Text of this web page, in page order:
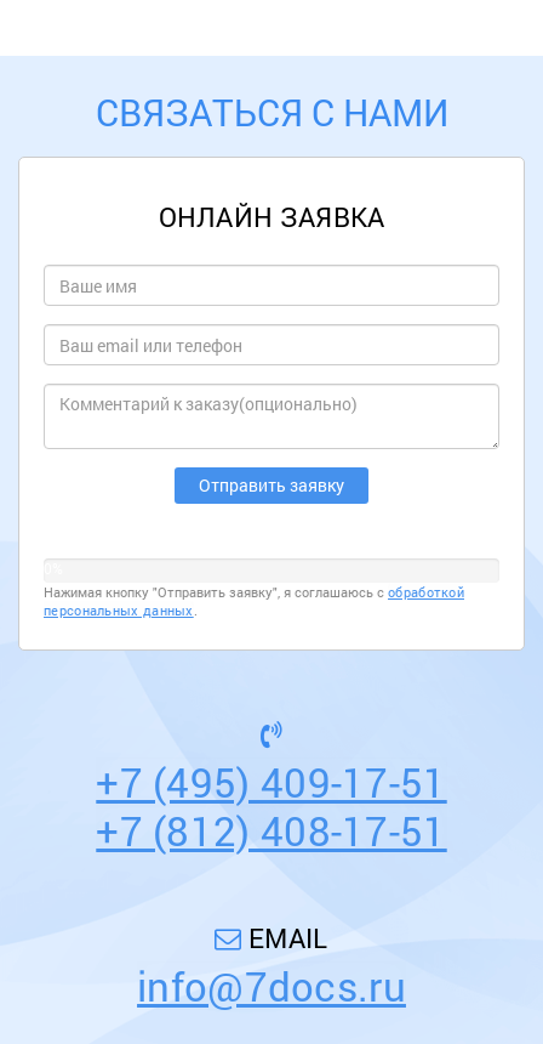
СВЯЗАТЬСЯ С НАМИ
ОНЛАЙН ЗАЯВКА
Нажимая кнопку "Отправить заявку", я соглашаюсь с обработкой
персональных данных .
+7 (495) 409-17-51
+7 (812) 408-17-51
EMAIL
info@7docs.ru